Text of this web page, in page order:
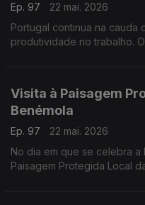
Ep. 97
22 mai. 2026
Portugal continua na cauda
produtividade no trabalho.
Visita à Paisagem
Benémola
Ep. 97
22 mai. 2026
No dia em que se celebra
Paisagem Protegida Local